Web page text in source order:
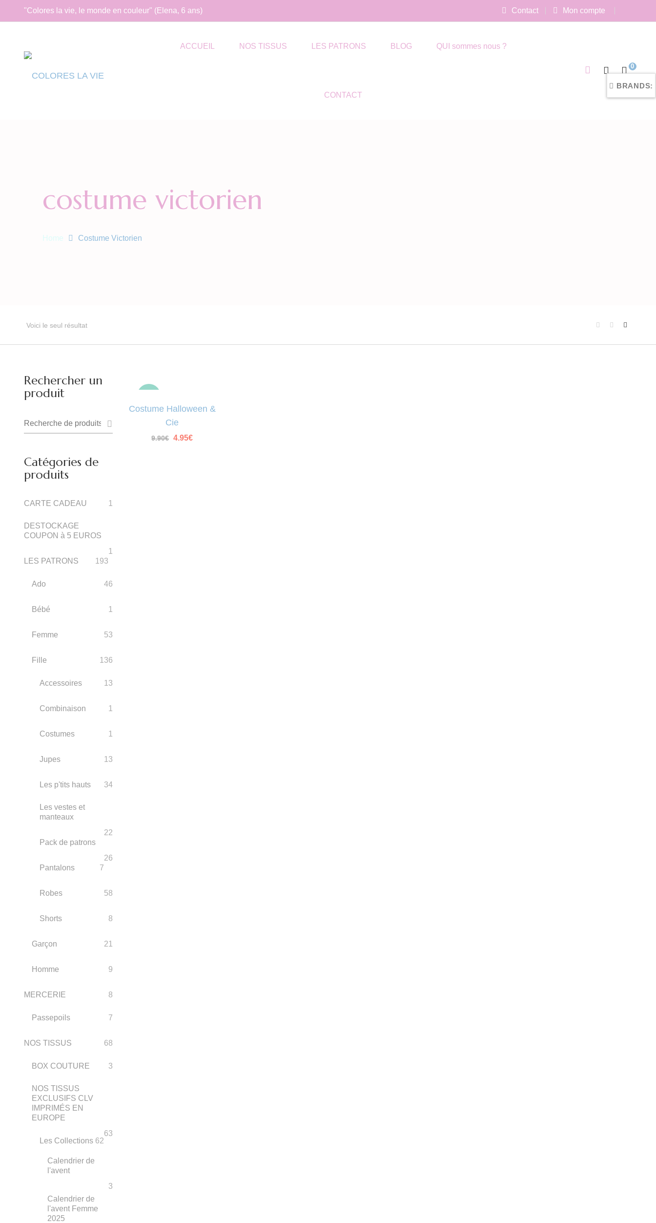
"Colores la vie, le monde en couleur" (Elena, 6 ans) Contact Mon compte
ACCUEIL NOS TISSUS LES PATRONS BLOG QUI sommes nous ?
CONTACT
0
costume victorien
Home Costume Victorien
Voici le seul résultat
Costume Halloween &
Cie
9.90€ Le
4.95€Le
Rechercher un
produit
Recherche
Catégories de
produits
CARTE CADEAU 1
DESTOCKAGE
COUPON à 5 EUROS
1
LES PATRONS
193
Ado 46
Bébé 1
Femme 53
Fille 136
Accessoires 13
Combinaison 1
Costumes 1
Jupes 13
Les p'tits hauts 34
Les vestes et
manteaux
22
Pack de patrons
26
Pantalons
7
Robes 58
Shorts 8
Garçon 21
Homme 9
MERCERIE 8
Passepoils 7
NOS TISSUS 68
BOX COUTURE 3
NOS TISSUS
EXCLUSIFS CLV
IMPRIMÉS EN
EUROPE
63
Les Collections 62
Calendrier de
l'avent
3
Calendrier de
l'avent Femme
2025
BRANDS: